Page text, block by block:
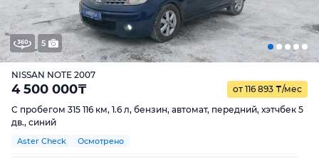
5
NISSAN NOTE 2007
4 500 000₸ от 116 893 ₸/мес
С пробегом 315 116 км, 1.6 л, бензин, автомат, передний, хэтчбек 5
дв., синий
Aster Check Осмотрено